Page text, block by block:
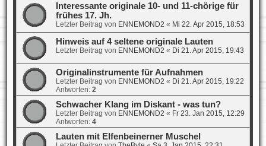
Interessante originale 10- und 11-chörige für
frühes 17. Jh.
Letzter Beitrag von ENNEMOND2 « Mi 22. Apr 2015, 18:53
Hinweis auf 4 seltene originale Lauten
Letzter Beitrag von ENNEMOND2 « Di 21. Apr 2015, 19:43
Originalinstrumente für Aufnahmen
Letzter Beitrag von ENNEMOND2 « Di 21. Apr 2015, 19:22
Antworten: 2
Schwacher Klang im Diskant - was tun?
Letzter Beitrag von ENNEMOND2 « Fr 23. Jan 2015, 12:29
Antworten: 4
Lauten mit Elfenbeinerner Muschel